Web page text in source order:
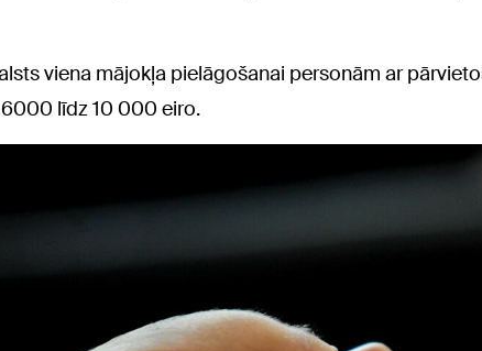
viena mājokļa pielāgošanai personām ar
līdz 10 000 eiro.